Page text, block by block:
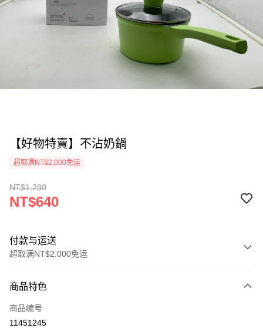
【好物特賣】不沾奶鍋
超取满NT$2,000免运
NT$1,280
NT$640
付款与运送
超取满NT$2,000免运
信用卡一次付款
超商取货付款
商品特色
商品编号
11451245